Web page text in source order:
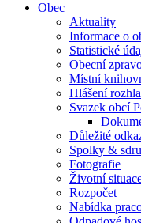
Obec
Aktuality
Informace o
Statistické
Obecní
Místní
Hlášení
Svazek obcí
Důležité
Spolky &
Fotografie
Životní
Rozpočet
Nabídka